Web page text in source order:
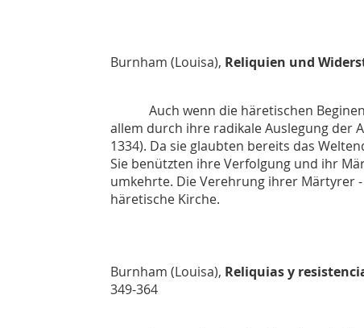
Burnham (Louisa), Reliquien und
Auch wenn die häretischen Beginen
allem durch ihre radikale Auslegung der
1334). Da sie glaubten bereits das
Sie benützten ihre Verfolgung und ihr
umkehrte. Die Verehrung ihrer Märtyrer
häretische Kirche.
Burnham (Louisa), Reliquias y
349-364